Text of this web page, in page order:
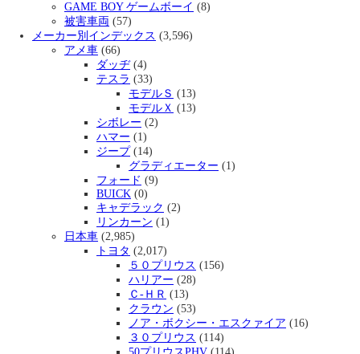
GAME BOY ゲームボーイ (8)
被害車両 (57)
メーカー別インデックス (3,596)
アメ車 (66)
ダッヂ(4)
テスラ (33)
モデルＳ (13)
モデルＸ (13)
シボレー (2)
ハマー (1)
ジープ(14)
グラディエーター (1)
フォード (9)
BUICK (0)
キャデラック (2)
リンカーン (1)
日本車 (2,985)
トヨタ (2,017)
５０プリウス (156)
ハリアー (28)
Ｃ-ＨＲ (13)
クラウン (53)
ノア・ボクシー・エスクァイア (16)
３０プリウス (114)